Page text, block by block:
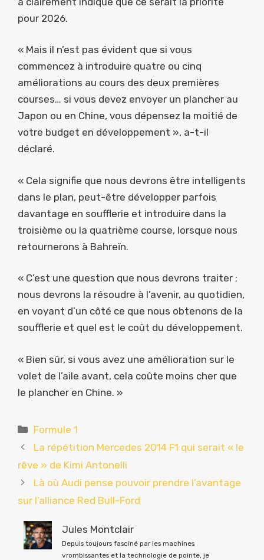
pour 2026.
« Mais il n’est pas évident que si vous
commencez à introduire quatre ou cinq
améliorations au cours des deux premières
courses… si vous devez envoyer un plancher au
Japon ou en Chine, vous dépensez la moitié de
votre budget en développement », a-t-il
déclaré.
« Cela signifie que nous devrons être intelligents
dans le plan, peut-être développer parfois
davantage en soufflerie et introduire dans la
troisième ou la quatrième course, lorsque nous
retournerons à Bahreïn.
« C’est une question que nous devrons traiter ;
nous devrons la résoudre à l’avenir, au quotidien,
en voyant d’un côté ce que nous obtenons de la
soufflerie et quel est le coût du développement.
« Bien sûr, si vous avez une amélioration sur le
volet de l’aile avant, cela coûte moins cher que
le plancher en Chine. »
Catégories
Formule 1
La répétition Mercedes 2014 F1 qui serait « le
rêve » de Kimi Antonelli
Là où Audi pense pouvoir prendre l’avantage
sur l’alliance Red Bull-Ford
Jules Montclair
Depuis toujours fasciné par les machines
vrombissantes et la technologie de pointe, je